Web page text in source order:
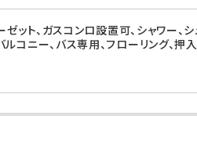
ット、ガスコンロ設置可、シャワー、シ
コニー、バス専用、フローリング、押入